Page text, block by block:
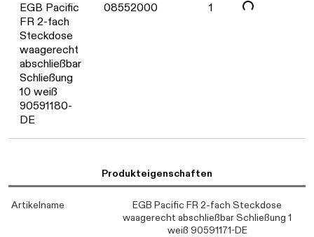
EGB Pacific
FR 2-fach
Steckdose
waagerecht
abschließbar
Schließung
10 weiß
90591180-
DE
08552000 1
Produkteigenschaften
Artikelname
EGB Pacific FR 2-fach Steckdose
waagerecht abschließbar Schließung 1
weiß 90591171-DE